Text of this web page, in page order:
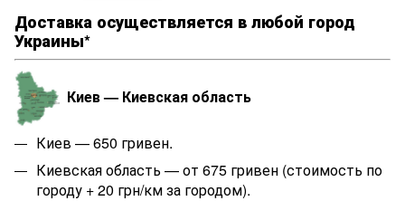
Доставка осуществляется в любой город
Украины*
Киев — Киевская область
Киев — 650 гривен.
Киевская область — от 675 гривен (стоимость по
городу + 20 грн/км за городом).